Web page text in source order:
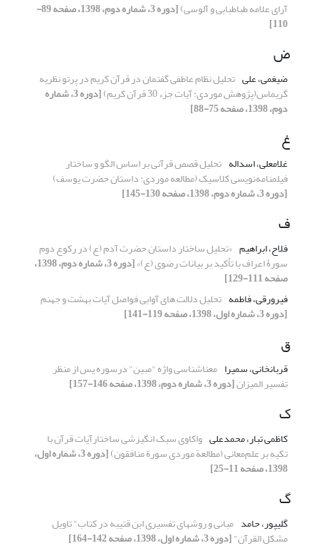
آرای علامه طباطبایی و آلوسی) [دوره 3، شماره دوم، 1398، صفحه 89-
110]
ض
ضیغمی، علی تحلیل نظام عاطفی گفتمان در قرآن کریم در پرتو نظریه
گریماس(پژوهش موردی: آیات جزء 30 قرآن کریم) [دوره 3، شماره
دوم، 1398، صفحه 75-88]
غ
غلامعلی، اسداله تحلیل قصص قرآنی بر اساس الگو و ساختار
فیلمنامه‌نویسی کلاسیک (مطالعه موردی: داستان حضرت یوسف)
[دوره 3، شماره دوم، 1398، صفحه 130-145]
ف
فلاح، ابراهیم «تحلیل ساختار داستان حضرت آدم (ع) در رکوع دوم
سورۀ اعراف با تأکید بر بیانات رضوی (ع)» [دوره 3، شماره دوم، 1398،
صفحه 111-129]
فیرورقی، فاطمه تحلیل دلالت های آوایی فواصل آیات بهشت و جهنم
[دوره 3، شماره اول، 1398، صفحه 119-141]
ق
قربانخانی، سمیرا معناشناسی واژه "مبین" درسوره یس از منظر
تفسیر المیزان[دوره 3، شماره دوم، 1398، صفحه 146-157]
ک
کاظمی تبار، محمدعلی واکاوی سبک انگیزشی ساختار‌آیات قرآن با
تکیه بر علم‌معانی (مطالعة موردی سورة منافقون) [دوره 3، شماره اول،
1398، صفحه 11-25]
گ
گلیپور، حامد مبانی و روشهای تفسیری ابن قتیبه در کتاب" تاویل
مشکل القرآن"[دوره 3، شماره اول، 1398، صفحه 142-164]